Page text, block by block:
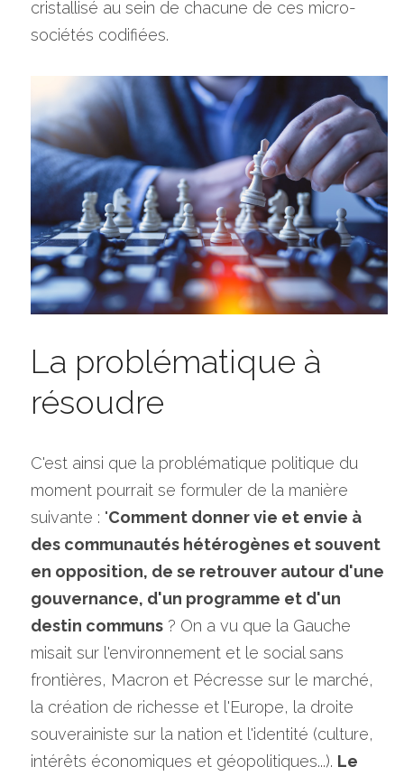
cristallisé au sein de chacune de ces micro-
sociétés codifiées.
La problématique à
résoudre
C'est ainsi que la problématique politique du
moment pourrait se formuler de la manière
suivante : "Comment donner vie et envie à
des communautés hétérogènes et souvent
en opposition, de se retrouver autour d'une
gouvernance, d'un programme et d'un
destin communs ? On a vu que la Gauche
misait sur l'environnement et le social sans
frontières, Macron et Pécresse sur le marché,
la création de richesse et l'Europe, la droite
souverainiste sur la nation et l'identité (culture,
intérêts économiques et géopolitiques...). Le